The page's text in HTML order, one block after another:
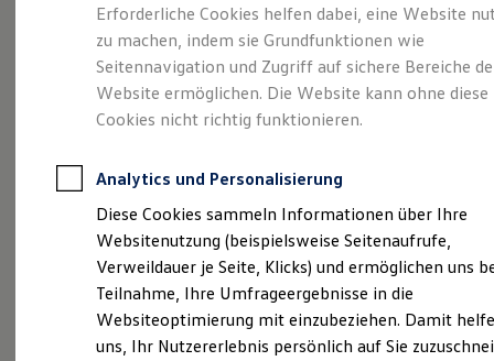
Leasing
Leasing-Angebote
Gebrauchtwagen Leasing
Junge Gebrauchtwagen-Leasing
Elektroauto Leasing
Kleinwagen-Leasing
Leasing ohne Anzahlung
Autokredit mit Schlussrate
Versicherungen und Garantien
Kfz-Versicherung
Restschuldversicherungen
Garantien
Wartungsverträge
Geschäftskunden
Professional Class bei Volkswagen
Großkunden
Behörden
Eine Spur Extra. Der
neue vollelektrische
ID. Polo
Erforderliche Cookies helfen dabei, eine Website
zu machen, indem sie Grundfunktionen wie
Seitennavigation und Zugriff auf sichere Bereiche
Website ermöglichen. Die Website kann ohne diese
Cookies nicht richtig funktionieren.
Analytics und Personalisierung
Diese Cookies sammeln Informationen über Ihre
Websitenutzung (beispielsweise Seitenaufrufe,
Verweildauer je Seite, Klicks) und ermöglichen uns
Teilnahme, Ihre Umfrageergebnisse in die
Websiteoptimierung mit einzubeziehen. Damit
uns, Ihr Nutzererlebnis persönlich auf Sie